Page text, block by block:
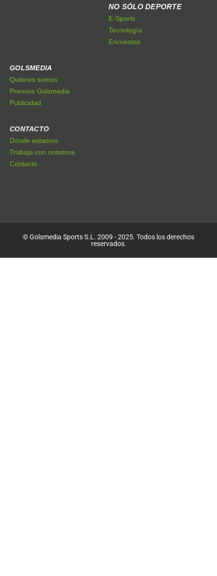
NO SÓLO DEPORTE
E-Sports
Tecnología
Encuestas
GOLSMEDIA
Quiénes somos
Premios Golsmedia
Publicidad
CONTACTO
Dónde estamos
Trabaja con nosotros
Contacto
© Golsmedia Sports S.L. 2009 - 2025. Todos los derechos
reservados.